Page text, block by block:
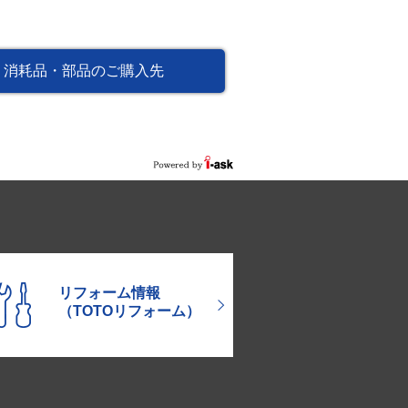
消耗品・部品のご購入先
リフォーム情報
（TOTOリフォーム）